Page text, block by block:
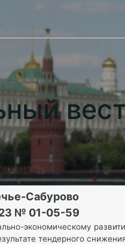
Сабурово
№ 01-05-59
экономическому
тендерного